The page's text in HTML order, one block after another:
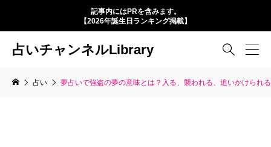
記事内にはPRを含みます。
【2026年誕生日ランキング掲載】
占いチャンネルLibrary 
占い 夢占いで強盗の夢の意味とは？入る、襲われる、追いかけられ